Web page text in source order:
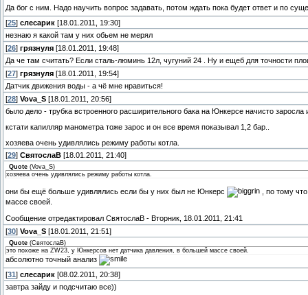
Да бог с ним. Надо научить вопрос задавать, потом ждать пока будет ответ и по
[25] слесарик [18.01.2011, 19:30]
незнаю я какой там у них обьем не мерял
[26] грязнуля [18.01.2011, 19:48]
Да че там считать? Если сталь-люминь 12л, чугуний 24 . Ну и ещеб для точности
[27] грязнуля [18.01.2011, 19:54]
Датчик движения воды - а чё мне нравиться!
[28] Vova_S [18.01.2011, 20:56]
было дело - трубка встроенного расширительного бака на Юнкерсе начисто
кстати капилляр манометра тоже зарос и он все время показывал 1,2 бар..
хозяева очень удивлялись режиму работы котла.
[29] СвятослаВ [18.01.2011, 21:40]
Quote (Vova_S)
хозяева очень удивлялись режиму работы котла.
они бы ещё больше удивлялись если бы у них был не Юнкерс
, по тому
массе своей.
Сообщение отредактировал СвятослаВ - Вторник, 18.01.2011, 21:41
[30] Vova_S [18.01.2011, 21:51]
Quote (СвятослаВ)
это похоже на ZW23, у Юнкерсов нет датчика давления, в большей массе своей.
абсолютно точный анализ
[31 ] слесарик [08.02.2011, 20:38]
завтра зайду и подсчитаю все))